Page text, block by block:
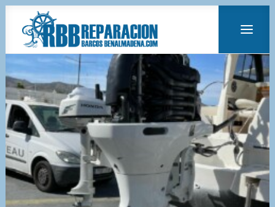
ANTIFOULING
MANTENIMIENTO DE MOTORES
MANTENIMIENTO Y LIMPIEZA DE BARCOS
MONTAJE DE MOTORES FUERABORDA
PINTURA
PULIDO Y ENCERADO
REPARACIÓN DE FIBRA
TRATAMIENTO ANTI-ÓSMOSIS
VENTA DE MOTORES
VENTA DE BARCOS
PLATAFORMAS DE BAÑO Y PIEZAS A MEDIDA
ALQUILER DE BARCOS